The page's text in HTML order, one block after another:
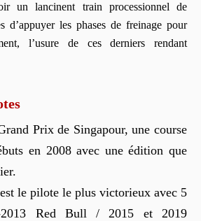
un lancinent train processionnel de
d’appuyer les phases de freinage pour
l’usure de ces derniers rendant
Prix de Singapour, une course
en 2008 avec une édition que
le pilote le plus victorieux avec 5
2013 Red Bull / 2015 et 2019